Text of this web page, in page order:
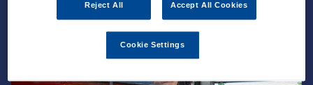
Reject All Accept All Cookies
Cookie Settings